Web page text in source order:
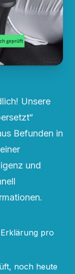
Unsere
Befunden in
und
pro
noch heute